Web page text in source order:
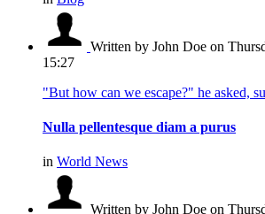
Written by John Doe on
15:27
"But how can we escape?" he asked,
Nulla pellentesque diam a purus
in World News
Written by John Doe on